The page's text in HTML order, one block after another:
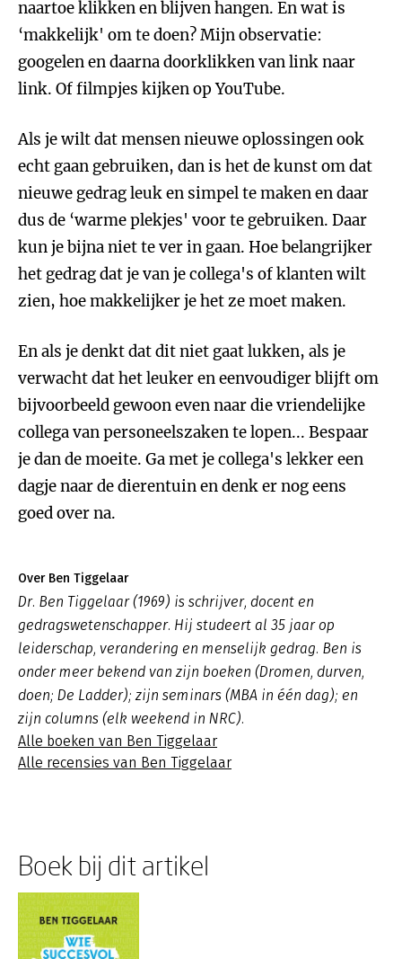
naartoe klikken en blijven hangen. En wat is
‘makkelijk' om te doen? Mijn observatie:
googelen en daarna doorklikken van link naar
link. Of filmpjes kijken op YouTube.
Als je wilt dat mensen nieuwe oplossingen ook
echt gaan gebruiken, dan is het de kunst om dat
nieuwe gedrag leuk en simpel te maken en daar
dus de ‘warme plekjes' voor te gebruiken. Daar
kun je bijna niet te ver in gaan. Hoe belangrijker
het gedrag dat je van je collega's of klanten wilt
zien, hoe makkelijker je het ze moet maken.
En als je denkt dat dit niet gaat lukken, als je
verwacht dat het leuker en eenvoudiger blijft om
bijvoorbeeld gewoon even naar die vriendelijke
collega van personeelszaken te lopen... Bespaar
je dan de moeite. Ga met je collega's lekker een
dagje naar de dierentuin en denk er nog eens
goed over na.
Over Ben Tiggelaar
Dr. Ben Tiggelaar (1969) is schrijver, docent en
gedragswetenschapper. Hij studeert al 35 jaar op
leiderschap, verandering en menselijk gedrag. Ben is
onder meer bekend van zijn boeken (Dromen, durven,
doen; De Ladder); zijn seminars (MBA in één dag); en
zijn columns (elk weekend in NRC).
Alle boeken van Ben Tiggelaar
Alle recensies van Ben Tiggelaar
Boek bij dit artikel